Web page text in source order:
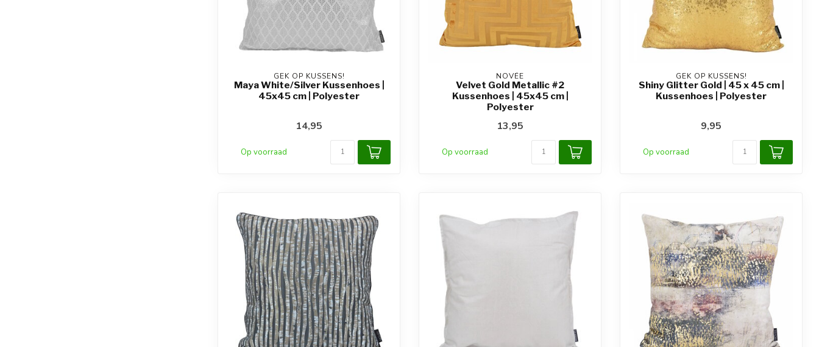
GEK OP KUSSENS!
Maya White/Silver Kussenhoes |
45x45 cm | Polyester
14,95
Op voorraad
NOVÉE
Velvet Gold Metallic #2
Kussenhoes | 45x45 cm |
Polyester
13,95
Op voorraad
GEK OP KUSSENS!
Shiny Glitter Gold | 45 x 45 cm |
Kussenhoes | Polyester
9,95
Op voorraad